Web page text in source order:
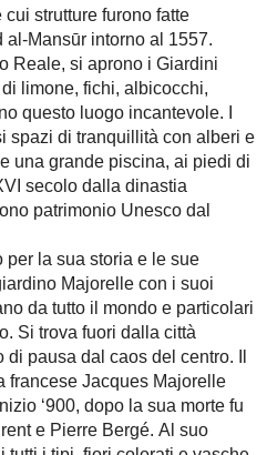
strutture furono fatte
Mansūr intorno al 1557.
Reale, si aprono i Giardini
limone, fichi, albicocchi,
questo luogo incantevole. I
spazi di tranquillità con alberi e
una grande piscina, ai piedi di
secolo dalla dinastia
patrimonio Unesco dal
la sua storia e le sue
Majorelle con i suoi
da tutto il mondo e particolari
Si trova fuori dalla città
pausa dal caos del centro. Il
francese Jacques Majorelle
‘900, dopo la sua morte fu
e Pierre Bergé. Al suo